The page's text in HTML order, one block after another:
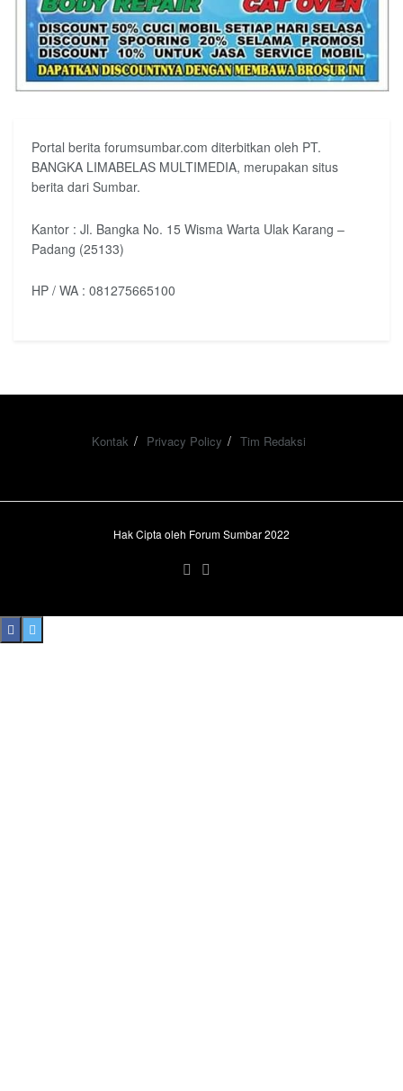
Portal berita forumsumbar.com diterbitkan oleh PT.
BANGKA LIMABELAS MULTIMEDIA, merupakan situs
berita dari Sumbar.
Kantor : Jl. Bangka No. 15 Wisma Warta Ulak Karang –
Padang (25133)
HP / WA : 081275665100
Kontak Privacy Policy Tim Redaksi
Hak Cipta oleh Forum Sumbar 2022